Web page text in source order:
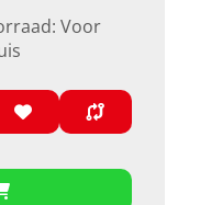
Voor